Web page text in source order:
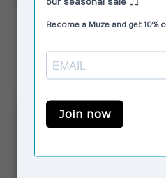
RÉSUMÉ
NoellaRS Pants
€110,00